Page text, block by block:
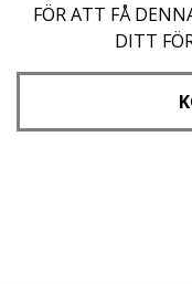
FÖR ATT FÅ
DITT